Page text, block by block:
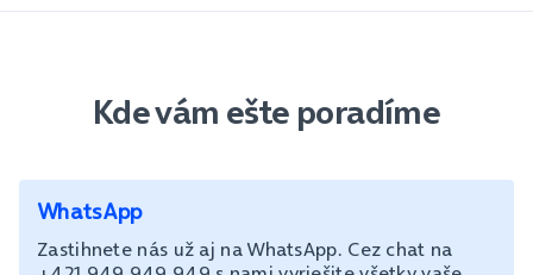
Kde vám ešte poradíme
WhatsApp
Zastihnete nás už aj na WhatsApp. Cez chat na